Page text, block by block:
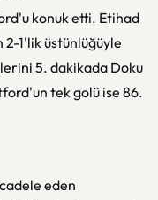
konuk etti. Etihad
1'lik üstünlüğüyle
5. dakikada Doku
tek golü ise 86.
eden